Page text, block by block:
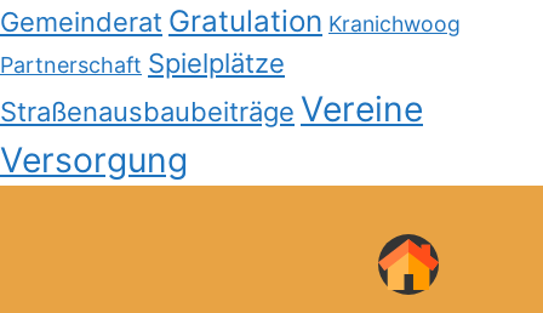
Gemeinderat Gratulation Kranichwoog
Partnerschaft Spielplätze
Straßenausbaubeiträge Vereine
Versorgung